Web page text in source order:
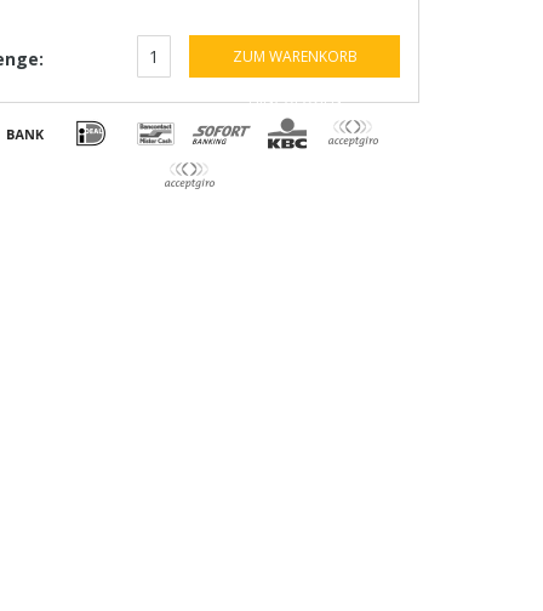
ZUM WARENKORB
HINZUFÜGEN